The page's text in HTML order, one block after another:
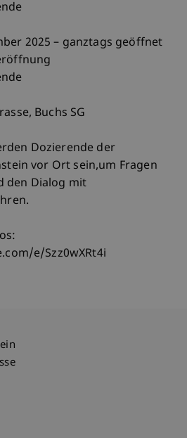
2025 – ganztags geöffnet
Buchs SG
Dozierende der
vor Ort sein,um Fragen
den Dialog mit
e/Szz0wXRt4i